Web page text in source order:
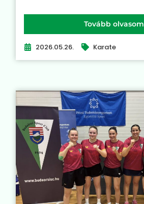
Tovább olvasom
2026.05.26. Karate